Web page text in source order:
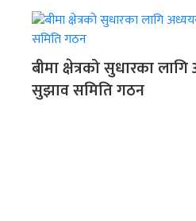
बीमा क्षेत्रको सुधारका
सुझाव समिति गठन